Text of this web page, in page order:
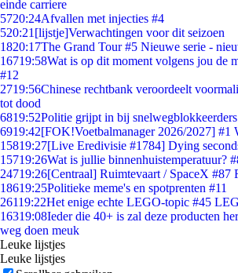
einde carriere
5720:24Afvallen met injecties #4
520:21 [lijstje]Verwachtingen voor dit seizoen
1820:17The Grand Tour #5 Nieuwe serie -
16719:58Wat is op dit moment volgens jou de
#12
2719:56Chinese rechtbank veroordeelt
tot dood
6819:52Politie grijpt in bij snelwegblokkeerders
6919:42[FOK!Voetbalmanager 2026/2027] #1
15819:27[Live Eredivisie #1784] Dying
15719:26Wat is jullie binnenhuistemperatuur?
24719:26[Centraal] Ruimtevaart / SpaceX #87
18619:25Politieke meme's en spotprenten #11
26119:22Het enige echte LEGO-topic #45
16319:08Ieder die 40+ is zal deze producten
weg doen meuk
Leuke lijstjes
Leuke lijstjes